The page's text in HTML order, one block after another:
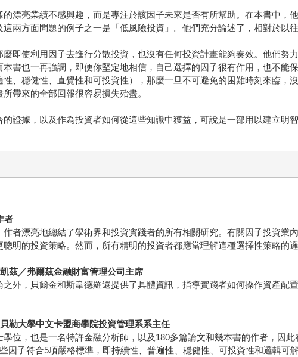
漂亮業績不感興趣，而是專注於該因子未來是否有所幫助。在本書中，
兩方面問題的例子之一是「低風險投資」。他們充分論述了，相對於以
即使利用因子去進行分散投資，也沒有任何投資計畫能夠奏效。他們努
書也一再強調，即便你堅定地相信，自己選擇的因子很有作用，也不能
、穩健性、直覺性和可投資性），那麼一旦不可避免的困難時刻來臨，
帶來的全部回報很容易損失殆盡。
證據，以及作為投資者如何從這些知識中獲益，可說是一部用以建立明
者
者漂亮地總結了學術界和投資實踐者的所有相關研究。有關因子投資業
明的投資策略。然而，所有精明的投資者都應當理解這種選擇性策略的邏
茲／弗爾茲金融財富管理公司主席
外，貝爾金和斯韋德羅還提供了具體資訊，指導實踐者如何操作資產配
勒大學中文卡盟商學院投資管理系系主任
位，也是一名特許金融分析師，以及180多篇論文和幾本書的作者，因
因子符合5項嚴格標準，即持續性、普遍性、穩健性、可投資性和邏輯可